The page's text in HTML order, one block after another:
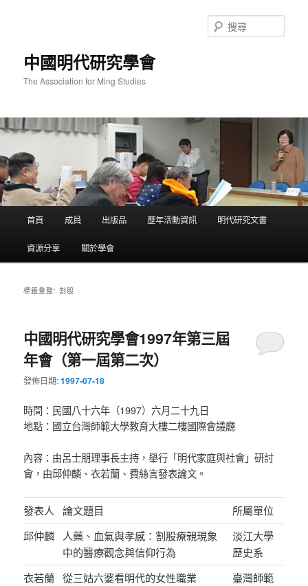
中國明代研究學會
The Association for Ming Studies
尋
首頁 成員 出版品 歷年活動資訊 明代研究文書
資源分享 關於學會
標籤彙整:割股
中國明代研究學會1997年第三屆
年會（第一屆第二次）
發佈日期:1997-07-18
時間：民國八十六年（1997）六月二十九日
地點：國立台灣師範大學教育大樓二樓國際會議廳
內容：由呂士朋理事長主持，舉行「明代家庭與社會」研討
會，由邱仲麟、衣若蘭、費絲言發表論文。
發表人 論文題目
所屬單位
邱仲麟
人藥、血氣與孝感：割股療親現象
中的醫療觀念與信仰行為
淡江大學
歷史系
衣若蘭 從三姑六婆看明代的女性職業
臺灣師範